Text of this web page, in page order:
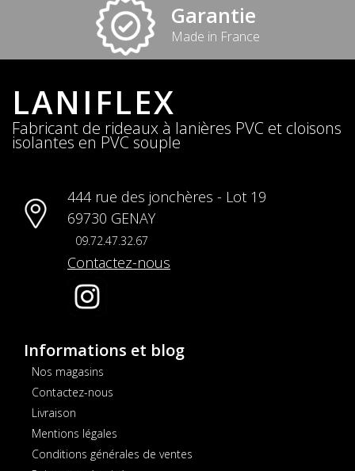
Garantie
Made in France
LANIFLEX
Fabricant de rideaux à lanières PVC et cloisons
isolantes en PVC souple
444 rue des jonchères - Lot 19
69730 GENAY
09.72.47.32.67
Contactez-nous
Informations et blog
Nos magasins
Contactez-nous
Livraison
Mentions légales
Conditions générales de ventes